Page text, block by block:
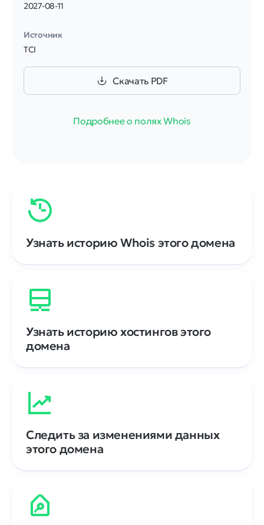
2027-08-11
Источник
TCI
Скачать PDF
Подробнее о полях Whois
Узнать историю Whois этого домена
Узнать историю хостингов этого
домена
Следить за изменениями данных
этого домена